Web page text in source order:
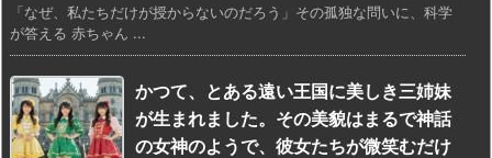
「なぜ、私たちだけが授からないのだろう」その孤独な問いに、科学
が答える 赤ちゃん ...
かつて、とある遠い王国に美しき三姉妹
が生まれました。その美貌はまるで神話
の女神のようで、彼女たちが微笑むだけ